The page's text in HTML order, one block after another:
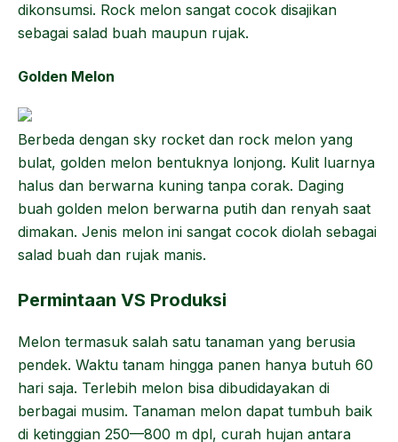
dikonsumsi. Rock melon sangat cocok disajikan
sebagai salad buah maupun rujak.
Golden Melon
Berbeda dengan sky rocket dan rock melon yang
bulat, golden melon bentuknya lonjong. Kulit luarnya
halus dan berwarna kuning tanpa corak. Daging
buah golden melon berwarna putih dan renyah saat
dimakan. Jenis melon ini sangat cocok diolah sebagai
salad buah dan rujak manis.
Permintaan VS Produksi
Melon termasuk salah satu tanaman yang berusia
pendek. Waktu tanam hingga panen hanya butuh 60
hari saja. Terlebih melon bisa dibudidayakan di
berbagai musim. Tanaman melon dapat tumbuh baik
di ketinggian 250—800 m dpl, curah hujan antara